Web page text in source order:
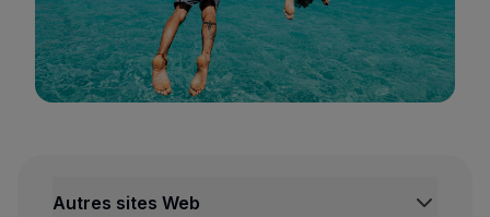
Autres sites Web